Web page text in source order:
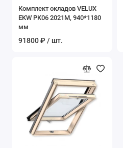
Комплект окладов VELUX
EKW PK06 2021M, 940*1180
мм
91800 ₽ / шт.